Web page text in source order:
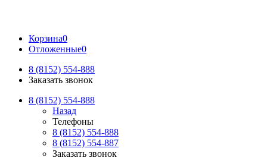
Корзина0
Отложенные0
8 (8152) 554-888
Заказать звонок
8 (8152) 554-888
Назад
Телефоны
8 (8152) 554-888
8 (8152) 554-887
Заказать звонок